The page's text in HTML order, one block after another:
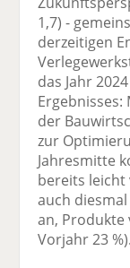
1,7) -
derzeitigen
das Jahr
der
zur
Jahresmitte
bereits
auch
an, Produkte
Vorjahr 23 %).